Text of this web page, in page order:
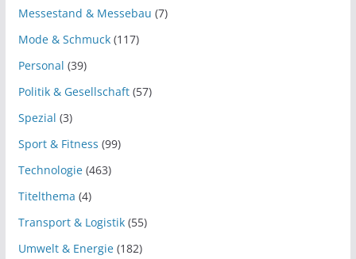
Messestand & Messebau (7)
Mode & Schmuck(117)
Personal (39)
Politik & Gesellschaft(57)
Spezial (3)
Sport & Fitness (99)
Technologie(463)
Titelthema (4)
Transport & Logistik(55)
Umwelt & Energie(182)